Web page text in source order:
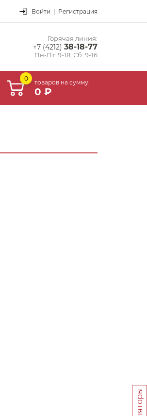
Войти | Регистрация
Горячая линия:
+7 (4212) 38-18-77
Пн-Пт: 9-18, Сб: 9-16
0
товаров на сумму:
0 ₽